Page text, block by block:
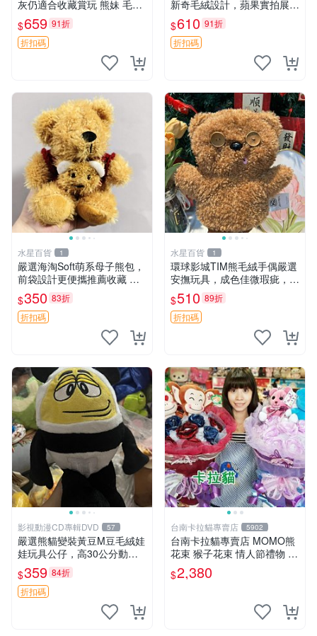
灰仍適合收藏賞玩 熊妹 毛絨
玩具 浮雕熊
$659 91折
折扣碼
新奇毛絨設計，蘋果實拍展
示，成色極佳 晚安香薰 馮娃
娃 毛絨玩偶
$610 91折
折扣碼
水星百貨 1
嚴選海淘Soft萌系母子熊包，
前袋設計更便攜推薦收藏 母
子熊 軟綿綿 包包
$350 83折
折扣碼
水星百貨 1
環球影城TIM熊毛絨手偶嚴選
安撫玩具，成色佳微瑕疵，贈
小禮物超值優惠 TIM熊 毛絨
手偶 安撫 toy 嚴選
$510 89折
折扣碼
影視動漫CD專輯DVD 57
嚴選熊貓變裝黃豆M豆毛絨娃
娃玩具公仔，高30公分動漫
周邊 熊貓 變裝 公仔
$359 84折
折扣碼
台南卡拉貓專賣店 5902
台南卡拉貓專賣店 MOMO熊
花束 猴子花束 情人節禮物 二
選一 可繡字 可今天寄明天到
$2,380